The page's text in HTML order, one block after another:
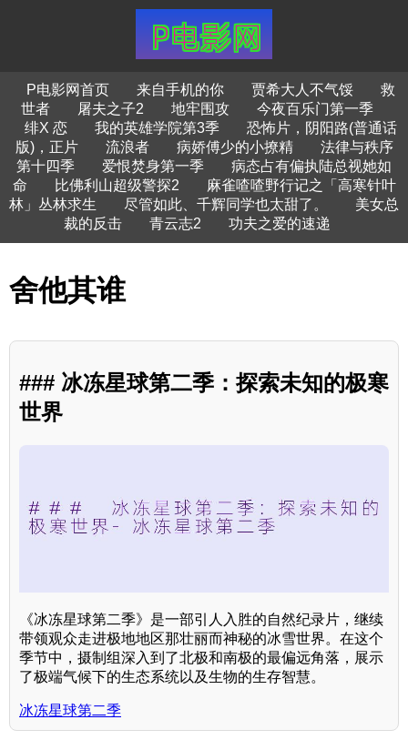
P电影网首页 来自手机的你 贾希大人不气馁
救
世者
屠夫之子2 地牢围攻
今夜百乐门第一季
绯X 恋
我的英雄学院第3季
恐怖片，阴阳路(普通话
版)，正片
流浪者 病娇傅少的小撩精
法律与秩序
第十四季
爱恨焚身第一季
病态占有偏执陆总视她如
命
比佛利山超级警探2
麻雀喳喳野行记之「高寒针叶
林」丛林求生
尽管如此、千辉同学也太甜了。
美女总
裁的反击
青云志2 功夫之爱的速递
舍他其谁
### 冰冻星球第二季：探索未知的极寒
世界
《冰冻星球第二季》是一部引人入胜的自然纪录片，继续
带领观众走进极地地区那壮丽而神秘的冰雪世界。在这个
季节中，摄制组深入到了北极和南极的最偏远角落，展示
了极端气候下的生态系统以及生物的生存智慧。
冰冻星球第二季